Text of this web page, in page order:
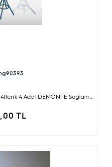
4 Adet DEMONTE Sağlam...
TL